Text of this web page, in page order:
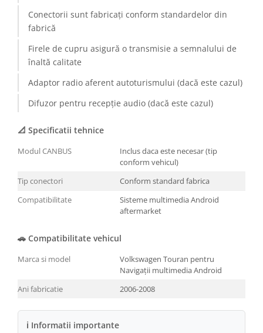
Conectică Auto
Conectică Auto
Conectică Audi
Conectică BMW
Conectică Volkswagen
Conectică Renault
Conectorii sunt fabricați conform standardelor din
fabrică
Firele de cupru asigură o transmisie a semnalului de
înaltă calitate
Adaptor radio aferent autoturismului (dacă este cazul)
Difuzor pentru recepție audio (dacă este cazul)
📐 Specificatii tehnice
Modul CANBUS
Inclus daca este necesar (tip
conform vehicul)
Tip conectori
Conform standard fabrica
Compatibilitate
Sisteme multimedia Android
aftermarket
🚗 Compatibilitate vehicul
Marca si model
Volkswagen Touran pentru
Navigații multimedia Android
Ani fabricatie
2006-2008
ℹ Informatii importante